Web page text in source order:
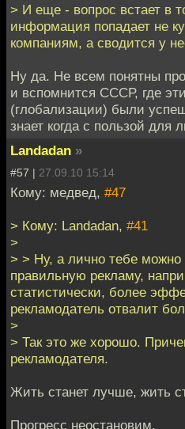
> И еще - вопрос встает в
информация попадает не
компаниям, а сводится у
Ну да. Не всем понятны
и вспомнится СССР, где
(глобализации) были
знает когда с пользой для
Landadan »
#57 | 27.09.10 15:14
Кому: медвед, #47
> Кому: Landadan, #41
>
> > Ну, а лично тебе можно
правильную рекламу,
статистически, более
рекламодатель отвалит
>
> Так это же хорошо.
рекламодателя.
Жить станет лучше, жить
Прогресс неостановим.